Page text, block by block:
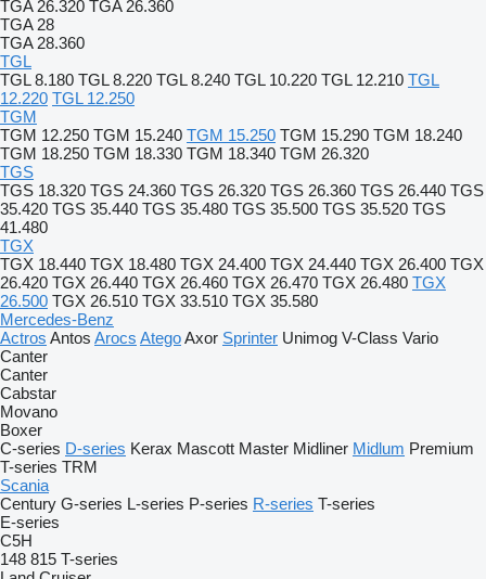
TGA 26.320 TGA 26.360
TGA 28
TGA 28.360
TGL
TGL 8.180 TGL 8.220 TGL 8.240 TGL 10.220 TGL 12.210 TGL
12.220 TGL 12.250
TGM
TGM 12.250 TGM 15.240 TGM 15.250 TGM 15.290 TGM 18.240
TGM 18.250 TGM 18.330 TGM 18.340 TGM 26.320
TGS
TGS 18.320 TGS 24.360 TGS 26.320 TGS 26.360 TGS 26.440 TGS
35.420 TGS 35.440 TGS 35.480 TGS 35.500 TGS 35.520 TGS
41.480
TGX
TGX 18.440 TGX 18.480 TGX 24.400 TGX 24.440 TGX 26.400 TGX
26.420 TGX 26.440 TGX 26.460 TGX 26.470 TGX 26.480 TGX
26.500 TGX 26.510 TGX 33.510 TGX 35.580
Mercedes-Benz
Actros Antos Arocs AtegoAxor Sprinter Unimog V-Class Vario
Canter
Canter
Cabstar
Movano
Boxer
C-series D-series Kerax Mascott Master Midliner Midlum Premium
T-series TRM
Scania
Century G-series L-series P-series R-series T-series
E-series
C5H
148 815 T-series